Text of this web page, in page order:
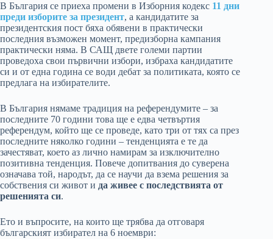
В България се приеха промени в Изборния кодекс 11 дни
преди изборите за президент, а кандидатите за
президентския пост бяха обявени в практически
последния възможен момент, предизборна кампания
практически няма. В САЩ двете големи партии
проведоха свои първични избори, избраха кандидатите
си и от една година се води дебат за политиката, която се
предлага на избирателите.
В България нямаме традиция на референдумите – за
последните 70 години това ще е едва четвъртия
референдум, който ще се проведе, като три от тях са през
последните няколко години – тенденцията е те да
зачестяват, което аз лично намирам за изключително
позитивна тенденция. Повече допитвания до суверена
означава той, народът, да се научи да взема решения за
собствения си живот и да живее с последствията от
решенията си.
Ето и въпросите, на които ще трябва да отговаря
българският избирател на 6 ноември: